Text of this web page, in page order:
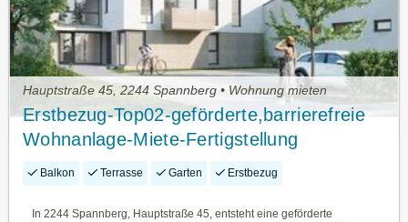
Hauptstraße 45, 2244 Spannberg • Wohnung mieten
Erstbezug-Top02-geförderte,barrierefreie
Wohnanlage-Miete-Fertigstellung
geplant:2.Quartal 2027
Balkon Terrasse Garten Erstbezug
In 2244 Spannberg, Hauptstraße 45, entsteht eine geförderte